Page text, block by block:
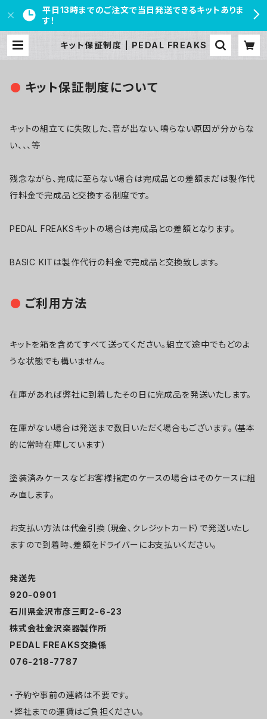
平日13時までのご注文で当日発送できるキットありま
す！
キット保証制度 | PEDAL FREAKS
キット保証制度について
キットの組立てに失敗した、音が出ない、鳴らない原因が分からな
い、、、等
残念ながら、完成に至らない場合は完成品との差額まだは製作代
行料金で完成品と交換する制度です。
PEDAL FREAKSキットの場合は完成品との差額となります。
BASIC KITは製作代行の料金で完成品と交換致します。
ご利用方法
キットを箱を含めてすべて送ってください。組立て途中でもどのよ
うな状態でも構いません。
在庫があれば弊社に到着したその日に完成品を発送いたします。
在庫がない場合は発送まで数日いただく場合もございます。（基本
的に常時在庫しています）
塗装済みケースなどお客様指定のケースの場合はそのケースに組
み直します。
お支払い方法は代金引換（現金、クレジットカード）で発送いたし
ますので到着時、差額をドライバーにお支払いください。
発送先
920-0901
石川県金沢市彦三町2-6-23
株式会社金沢楽器製作所
PEDAL FREAKS交換係
076-218-7787
・予約や事前の連絡は不要です。
・弊社までの運賃はご負担ください。